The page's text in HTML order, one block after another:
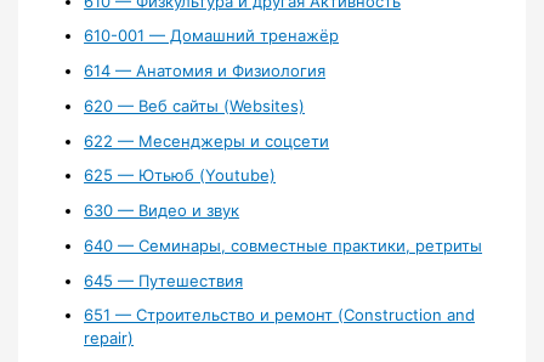
610-001 — Домашний тренажёр
614 — Анатомия и Физиология
620 — Веб сайты (Websites)
622 — Месенджеры и соцсети
625 — Ютьюб (Youtube)
630 — Видео и звук
640 — Семинары, совместные практики, ретриты
645 — Путешествия
651 — Строительство и ремонт (Construction and
repair)